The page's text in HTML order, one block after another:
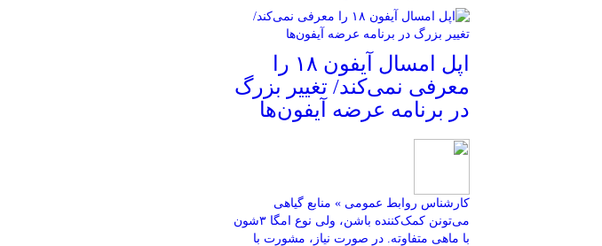
اپل امسال آیفون ۱۸ را
معرفی نمی‌کند/ تغییر بزرگ
در برنامه عرضه آیفون‌ها
کارشناس روابط عمومی » منابع گیاهی
می‌تونن کمک‌کننده باشن، ولی نوع امگا ۳شون
با ماهی متفاوته. در صورت نیاز، مشورت با